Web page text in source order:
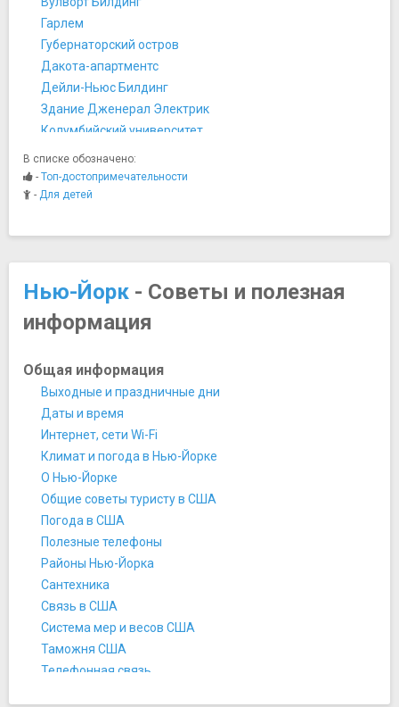
Гарлем
Губернаторский остров
Дакота-апартментс
Дейли-Ньюс Билдинг
Здание Дженерал Электрик
Колумбийский университет
Крайслер-билдинг
Липстик Билдинг
Манхеттен Мьюнисипэл Билдинг
Нью-Йоркская фондовая биржа
Остров Эллис
Пожарная станция "Охотников за привидениями"
Рокфеллеровский центр
Трамп Уорлд Тауэр
Уильямсберг
Федерал Холл
Федеральный резервный банк Нью-Йорка
Флэтайрон-билдинг
Центральный вокзал Нью-Йорка
Штаб-квартира ООН
Эмпайр стейт билдинг
Мосты
Бруклинский мост
Манхэттен-бридж
Мост Верразано-Нэрроуз
Музеи
Американский Музей Естественной Истории
Библиотека и музей Моргана
В списке обозначено:
- Топ-достопримечательности
- Для детей
Нью-Йорк - Советы и полезная
информация
Общая информация
Выходные и праздничные дни
Даты и время
Интернет, сети Wi-Fi
Климат и погода в Нью-Йорке
О Нью-Йорке
Общие советы туристу в США
Погода в США
Полезные телефоны
Районы Нью-Йорка
Сантехника
Связь в США
Система мер и весов США
Таможня США
Телефонная связь